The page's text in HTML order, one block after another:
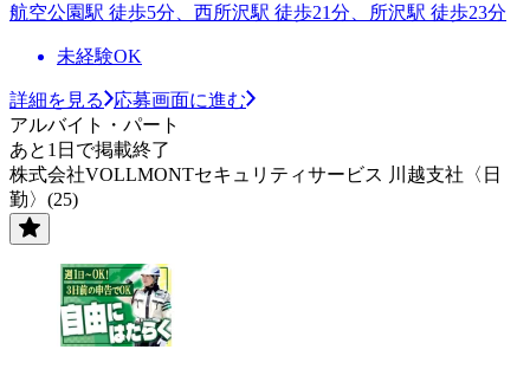
航空公園駅 徒歩5分、西所沢駅 徒歩21分、所沢駅 徒歩23分
未経験OK
詳細を見る
応募画面に進む
アルバイト・パート
あと1日で掲載終了
株式会社VOLLMONTセキュリティサービス 川越支社〈日
勤〉(25)